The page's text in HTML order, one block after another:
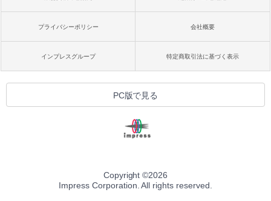
プライバシーポリシー 会社概要
インプレスグループ 特定商取引法に基づく表示
PC版で見る
Copyright ©2026
Impress Corporation. All rights reserved.